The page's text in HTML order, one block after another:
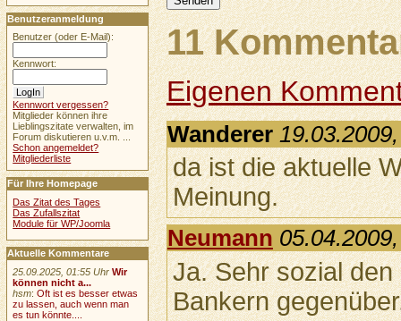
11
Eigenen
Wanderer
da ist die aktuelle
Meinung.
Neumann
Ja. Sehr sozial
Bankern
Benutzeranmeldung
Benutzer (oder E-Mail):
Kennwort:
Kennwort vergessen?
Mitglieder können ihre
Lieblingszitate verwalten, im
Forum diskutieren u.v.m. ...
Schon angemeldet?
Mitgliederliste
Für Ihre Homepage
Das Zitat des Tages
Das Zufallszitat
Module für WP/Joomla
Aktuelle Kommentare
25.09.2025, 01:55 Uhr Wir
können nicht a...
hsm:Oft ist es besser etwas
zu lassen, auch wenn man
es tun könnte....